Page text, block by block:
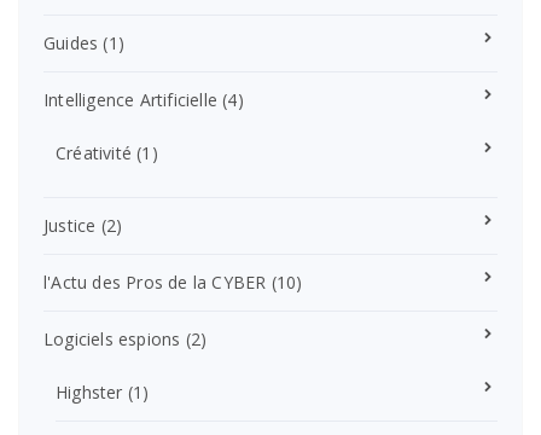
Guides (1)
Intelligence Artificielle (4)
Créativité (1)
Justice (2)
l'Actu des Pros de la CYBER (10)
Logiciels espions (2)
Highster (1)